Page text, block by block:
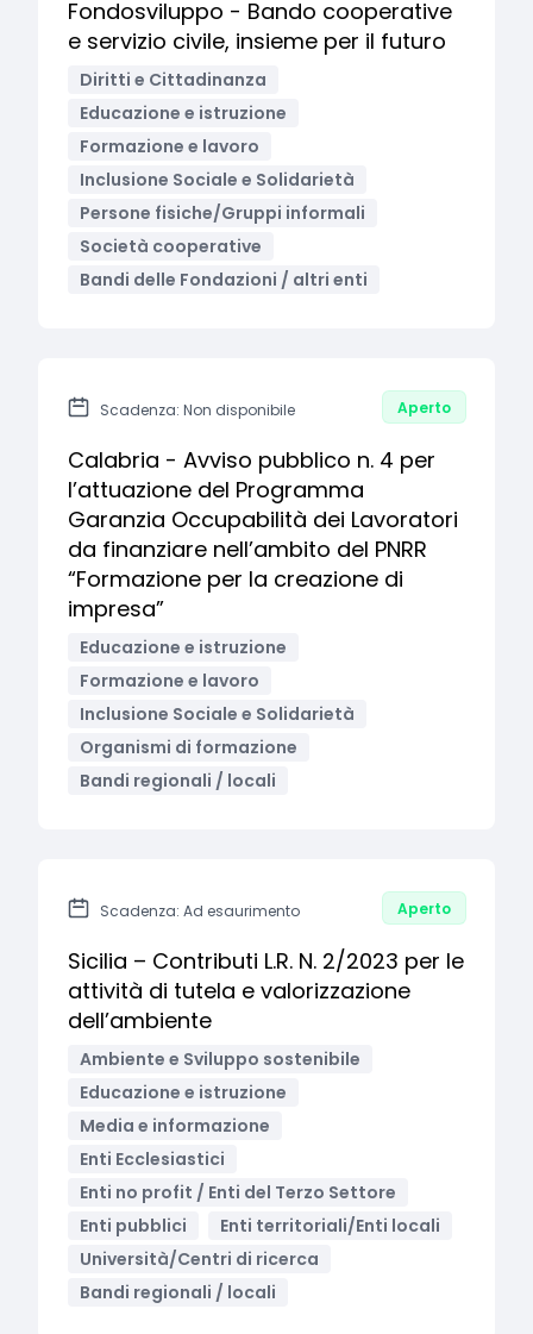
Fondosviluppo - Bando cooperative
e servizio civile, insieme per il futuro
Diritti e Cittadinanza
Educazione e istruzione
Formazione e lavoro
Inclusione Sociale e Solidarietà
Persone fisiche/Gruppi informali
Società cooperative
Bandi delle Fondazioni / altri enti
Scadenza: Non disponibile Aperto
Calabria - Avviso pubblico n. 4 per
l’attuazione del Programma
Garanzia Occupabilità dei Lavoratori
da finanziare nell’ambito del PNRR
“Formazione per la creazione di
impresa”
Educazione e istruzione
Formazione e lavoro
Inclusione Sociale e Solidarietà
Organismi di formazione
Bandi regionali / locali
Scadenza: Ad esaurimento Aperto
Sicilia – Contributi L.R. N. 2/2023 per le
attività di tutela e valorizzazione
dell’ambiente
Ambiente e Sviluppo sostenibile
Educazione e istruzione
Media e informazione
Enti Ecclesiastici
Enti no profit / Enti del Terzo Settore
Enti pubblici
Enti territoriali/Enti locali
Università/Centri di ricerca
Bandi regionali / locali